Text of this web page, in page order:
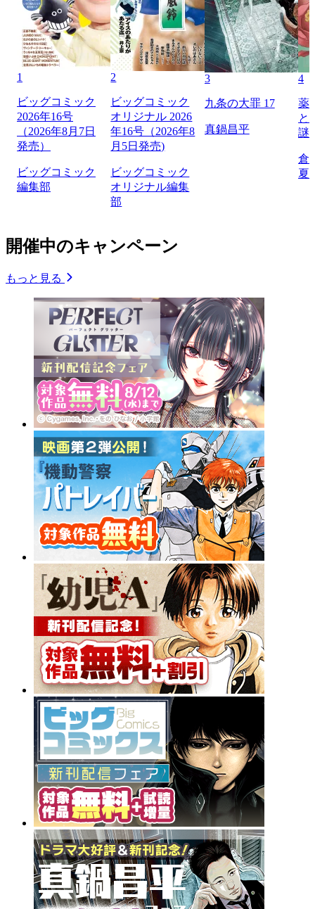
1
ビッグコミック
2026年16号
（2026年8月7日
発売）
ビッグコミック
編集部
2
ビッグコミック
オリジナル 2026
年16号（2026年8
月5日発売)
ビッグコミック
オリジナル編集
部
3
九条の大罪 17
真鍋昌平
4
薬
と
謎
倉
夏
開催中のキャンペーン
もっと見る